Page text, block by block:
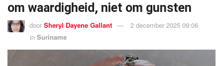
om waardigheid, niet om gunsten
door Sheryl Dayene Gallant
2 december 2025 09:06
in Suriname